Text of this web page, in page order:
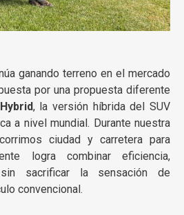
ganando terreno en el mercado
por una propuesta diferente
, la versión híbrida del SUV
a nivel mundial. Durante nuestra
ciudad y carretera para
logra combinar eficiencia,
sacrificar la sensación de
convencional.